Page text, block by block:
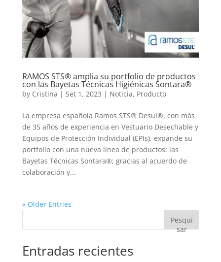
RAMOS STS® amplia su portfolio de productos
con las Bayetas Técnicas Higiénicas Sontara®
by Cristina | Set 1, 2023 | Noticia, Producto
La empresa española Ramos STS® Desul®, con más
de 35 años de experiencia en Vestuario Desechable y
Equipos de Protección Individual (EPIs), expande su
portfolio con una nueva línea de productos: las
Bayetas Técnicas Sontara®; gracias al acuerdo de
colaboración y...
« Older Entries
Pesqui
sar
Entradas recientes